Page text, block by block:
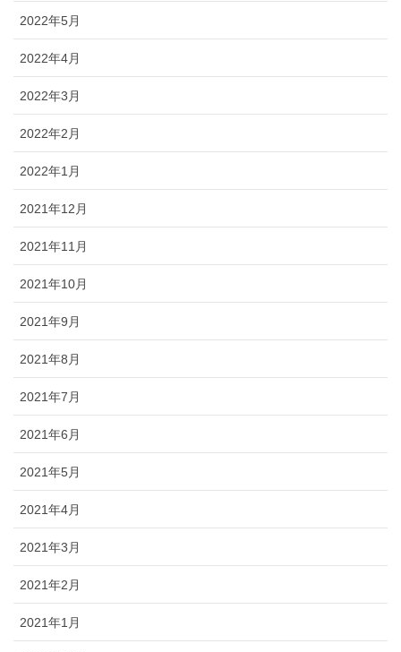
2022年5月
2022年4月
2022年3月
2022年2月
2022年1月
2021年12月
2021年11月
2021年10月
2021年9月
2021年8月
2021年7月
2021年6月
2021年5月
2021年4月
2021年3月
2021年2月
2021年1月